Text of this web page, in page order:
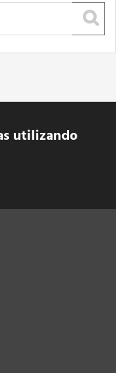
utilizando